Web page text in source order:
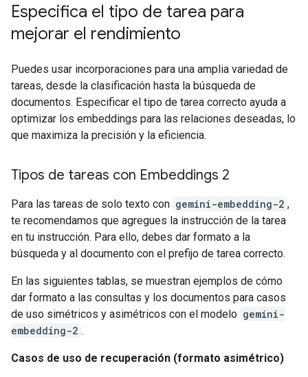
Especifica el tipo de tarea para
mejorar el rendimiento
Puedes usar incorporaciones para una amplia variedad de
tareas, desde la clasificación hasta la búsqueda de
documentos. Especificar el tipo de tarea correcto ayuda a
optimizar los embeddings para las relaciones deseadas, lo
que maximiza la precisión y la eficiencia.
Tipos de tareas con Embeddings 2
Para las tareas de solo texto con gemini-embedding-2 ,
te recomendamos que agregues la instrucción de la tarea
en tu instrucción. Para ello, debes dar formato a la
búsqueda y al documento con el prefijo de tarea correcto.
En las siguientes tablas, se muestran ejemplos de cómo
dar formato a las consultas y los documentos para casos
de uso simétricos y asimétricos con el modelo gemini-
embedding-2 .
Casos de uso de recuperación (formato asimétrico)